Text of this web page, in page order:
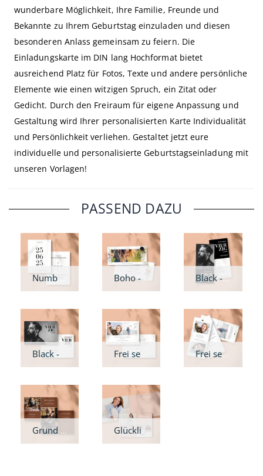
wunderbare Möglichkeit, Ihre Familie, Freunde und
Bekannte zu Ihrem Geburtstag einzuladen und diesen
besonderen Anlass gemeinsam zu feiern. Die
Einladungskarte im DIN lang Hochformat bietet
ausreichend Platz für Fotos, Texte und andere persönliche
Elemente wie einen witzigen Spruch, ein Zitat oder
Gedicht. Durch den Freiraum für eigene Anpassung und
Gestaltung wird Ihrer personalisierten Karte Individualität
und Persönlichkeit verliehen. Gestaltet jetzt eure
individuelle und personalisierte Geburtstagseinladung mit
unseren Vorlagen!
PASSEND DAZU
Numbers - Geburtstagseinladung Boho - Geburtstagseinladung Black - Geburtstagseinladung
Frei sein - Geburtstagseinladung DIN lang Fächer
Grund zu Feiern - Geburtstagseinladung Glücklich sein - Geburtstagseinladung